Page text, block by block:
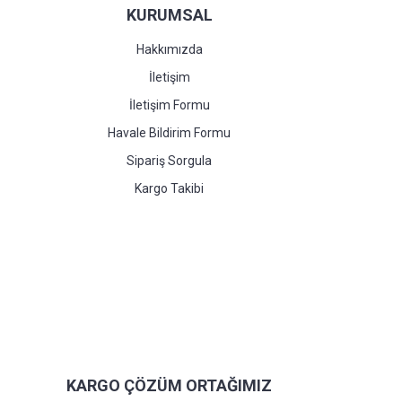
KURUMSAL
Hakkımızda
İletişim
İletişim Formu
Havale Bildirim Formu
Sipariş Sorgula
Kargo Takibi
KARGO ÇÖZÜM ORTAĞIMIZ